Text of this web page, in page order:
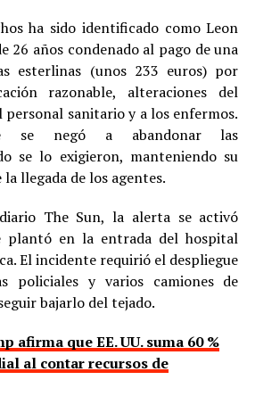
ha sido identificado como Leon
26 años condenado al pago de una
esterlinas (unos 233 euros) por
razonable, alteraciones del
personal sanitario y a los enfermos.
se negó a abandonar las
se lo exigieron, manteniendo su
llegada de los agentes.
The Sun, la alerta se activó
plantó en la entrada del hospital
El incidente requirió el despliegue
policiales y varios camiones de
bajarlo del tejado.
afirma que EE. UU. suma 60 %
al contar recursos de